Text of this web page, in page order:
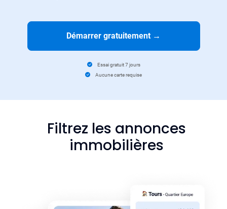
Démarrer gratuitement →
Essai gratuit 7 jours
Aucune carte requise
Filtrez les annonces
immobilières